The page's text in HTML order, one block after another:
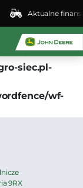
to parameter
in
siec.pl-
wf-
Aktualne
9RX